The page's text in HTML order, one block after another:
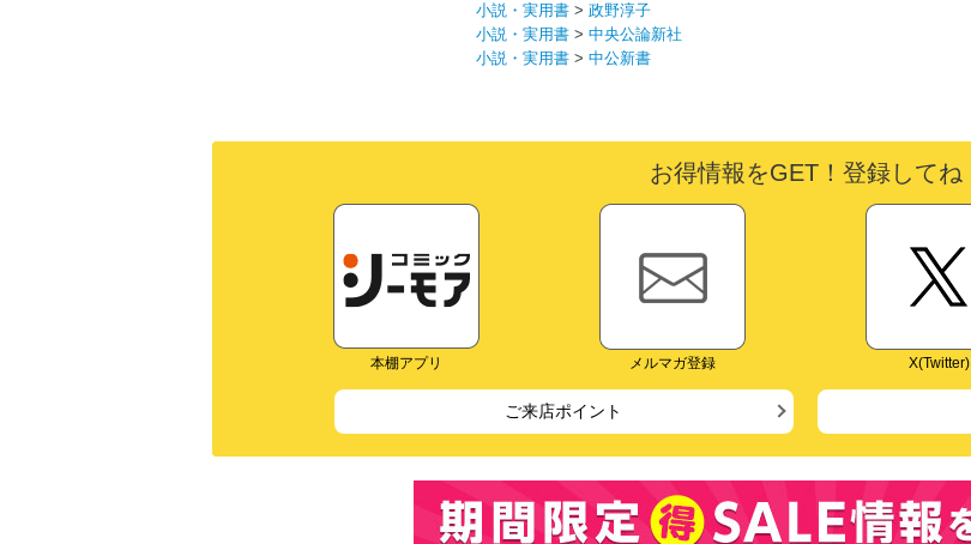
小説・実用書 > 政野淳子
小説・実用書 > 中央公論新社
小説・実用書 > 中公新書
お得情報をGET！登録してね
本棚アプリ メルマガ登録 X(Twitter)
ご来店ポイント